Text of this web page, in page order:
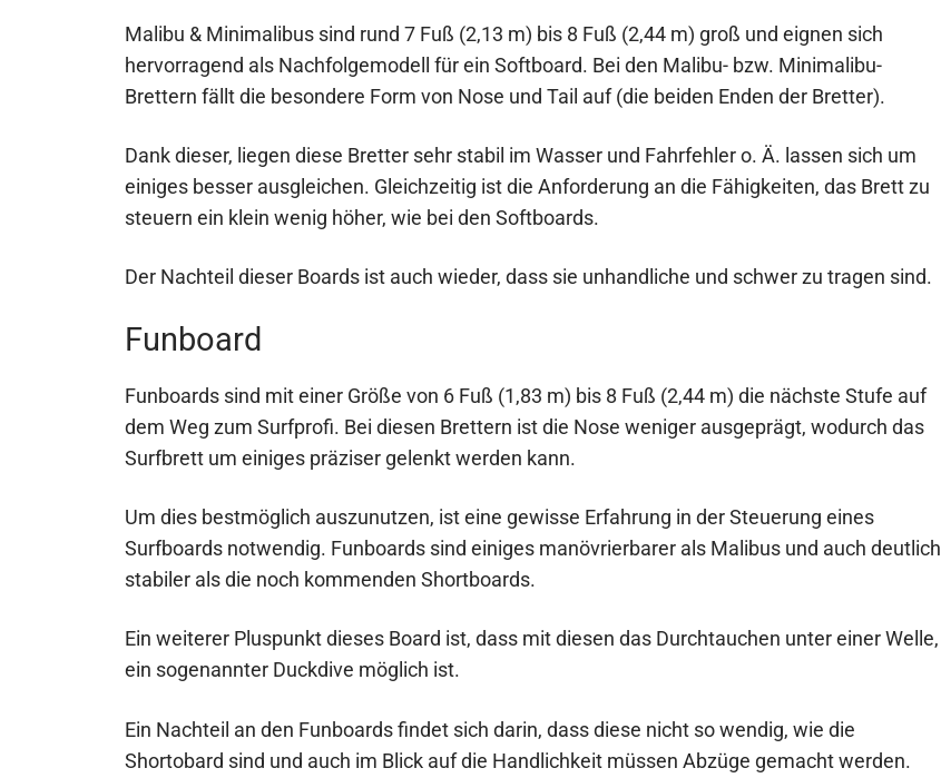
Malibu & Minimalibus sind rund 7 Fuß (2,13 m) bis 8 Fuß (2,44 m) groß und eignen sich
hervorragend als Nachfolgemodell für ein Softboard. Bei den Malibu- bzw. Minimalibu-
Brettern fällt die besondere Form von Nose und Tail auf (die beiden Enden der Bretter).
Dank dieser, liegen diese Bretter sehr stabil im Wasser und Fahrfehler o. Ä. lassen sich um
einiges besser ausgleichen. Gleichzeitig ist die Anforderung an die Fähigkeiten, das Brett zu
steuern ein klein wenig höher, wie bei den Softboards.
Der Nachteil dieser Boards ist auch wieder, dass sie unhandliche und schwer zu tragen sind.
Funboard
Funboards sind mit einer Größe von 6 Fuß (1,83 m) bis 8 Fuß (2,44 m) die nächste Stufe auf
dem Weg zum Surfprofi. Bei diesen Brettern ist die Nose weniger ausgeprägt, wodurch das
Surfbrett um einiges präziser gelenkt werden kann.
Um dies bestmöglich auszunutzen, ist eine gewisse Erfahrung in der Steuerung eines
Surfboards notwendig. Funboards sind einiges manövrierbarer als Malibus und auch deutlich
stabiler als die noch kommenden Shortboards.
Ein weiterer Pluspunkt dieses Board ist, dass mit diesen das Durchtauchen unter einer Welle,
ein sogenannter Duckdive möglich ist.
Ein Nachteil an den Funboards findet sich darin, dass diese nicht so wendig, wie die
Shortobard sind und auch im Blick auf die Handlichkeit müssen Abzüge gemacht werden.